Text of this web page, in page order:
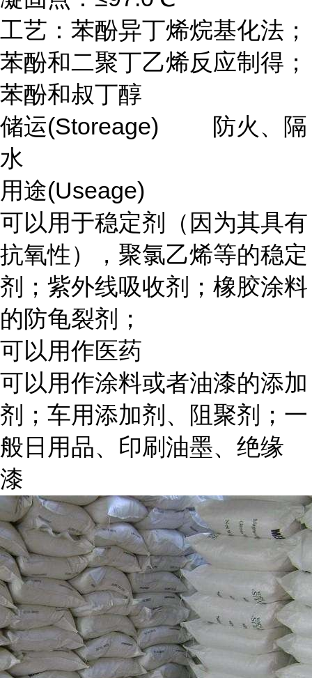
工艺：苯酚异丁烯烷基化法；
苯酚和二聚丁乙烯反应制得；
苯酚和叔丁醇
储运(Storeage) 防火、隔
水
用途(Useage)
可以用于稳定剂（因为其具有
抗氧性），聚氯乙烯等的稳定
剂；紫外线吸收剂；橡胶涂料
的防龟裂剂；
可以用作医药
可以用作涂料或者油漆的添加
剂；车用添加剂、阻聚剂；一
般日用品、印刷油墨、绝缘
漆